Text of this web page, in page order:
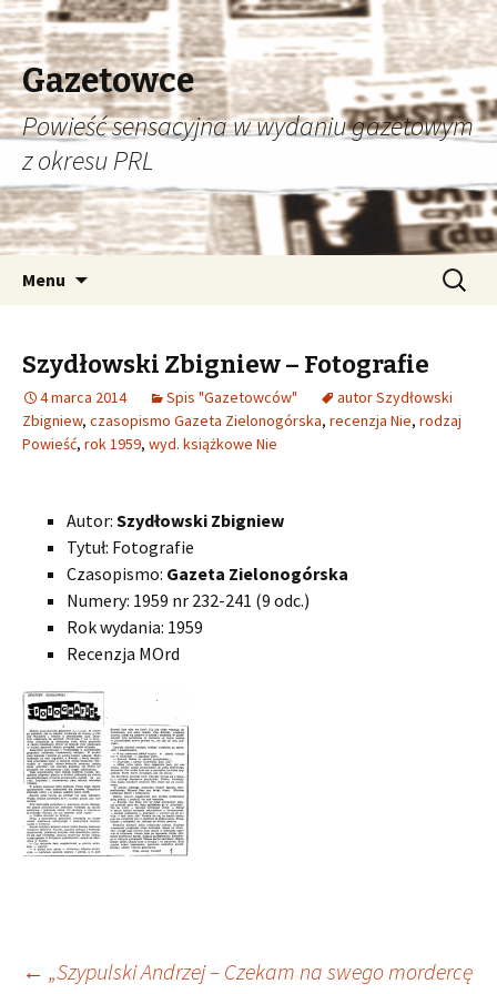
Gazetowce
Powieść sensacyjna w wydaniu gazetowym
z okresu PRL
Menu Szukaj:
Szydłowski Zbigniew – Fotografie
4 marca 2014 Spis "Gazetowców"
autor Szydłowski
Zbigniew, czasopismo Gazeta Zielonogórska, recenzja Nie, rodzaj
Powieść, rok 1959, wyd. książkowe Nie
Autor: Szydłowski Zbigniew
Tytuł: Fotografie
Czasopismo: Gazeta Zielonogórska
Numery: 1959 nr 232-241 (9 odc.)
Rok wydania: 1959
Recenzja MOrd
Zobacz
← „Szypulski Andrzej – Czekam na swego mordercę